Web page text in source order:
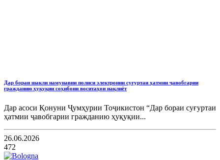
Дар бораи шакли намунавии полиси электронии суғуртаи ҳатмии ҷавобгарии
гражданию ҳуқуқии соҳибони воситаҳои нақлиёт
Дар асоси Қонуни Ҷумҳурии Тоҷикистон “Дар бораи суғуртаи
ҳатмии ҷавобгарии гражданию ҳуқуқии...
26.06.2026
472